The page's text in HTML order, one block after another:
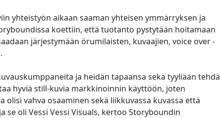
yhteistyön aikaan saaman yhteisen ymmärryksen ja
koettiin, että tuotanto pystytään hoitamaan
järjestymään örumilaisten, kuvaajien, voice over -
ja heidän tapaansa sekä tyyliään tehdä
hyviä still-kuvia markkinoinnin käyttöön, joten
vahva osaaminen sekä liikkuvassa kuvassa että
se oli Vessi Vessi Visuals, kertoo Storyboundin